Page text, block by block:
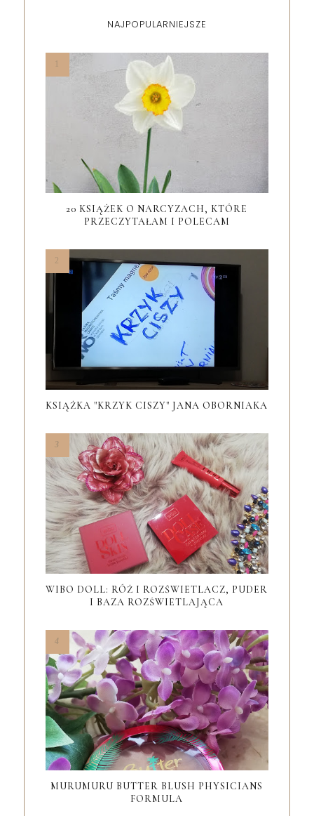
NAJPOPULARNIEJSZE
20 KSIĄŻEK O NARCYZACH, KTÓRE
PRZECZYTAŁAM I POLECAM
KSIĄŻKA "KRZYK CISZY" JANA OBORNIAKA
WIBO DOLL: RÓŻ I ROZŚWIETLACZ, PUDER
I BAZA ROZŚWIETLAJĄCA
MURUMURU BUTTER BLUSH PHYSICIANS
FORMULA